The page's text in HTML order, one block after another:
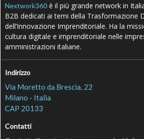
Nextwork360 è il più grande network in
B2B dedicati ai temi della Trasformazione
dell’Innovazione Imprenditoriale. Ha la
cultura digitale e imprenditoriale nelle
amministrazioni italiane.
Indirizzo
Via Moretto da Brescia, 22
Milano - Italia
CAP 20133
Contatti